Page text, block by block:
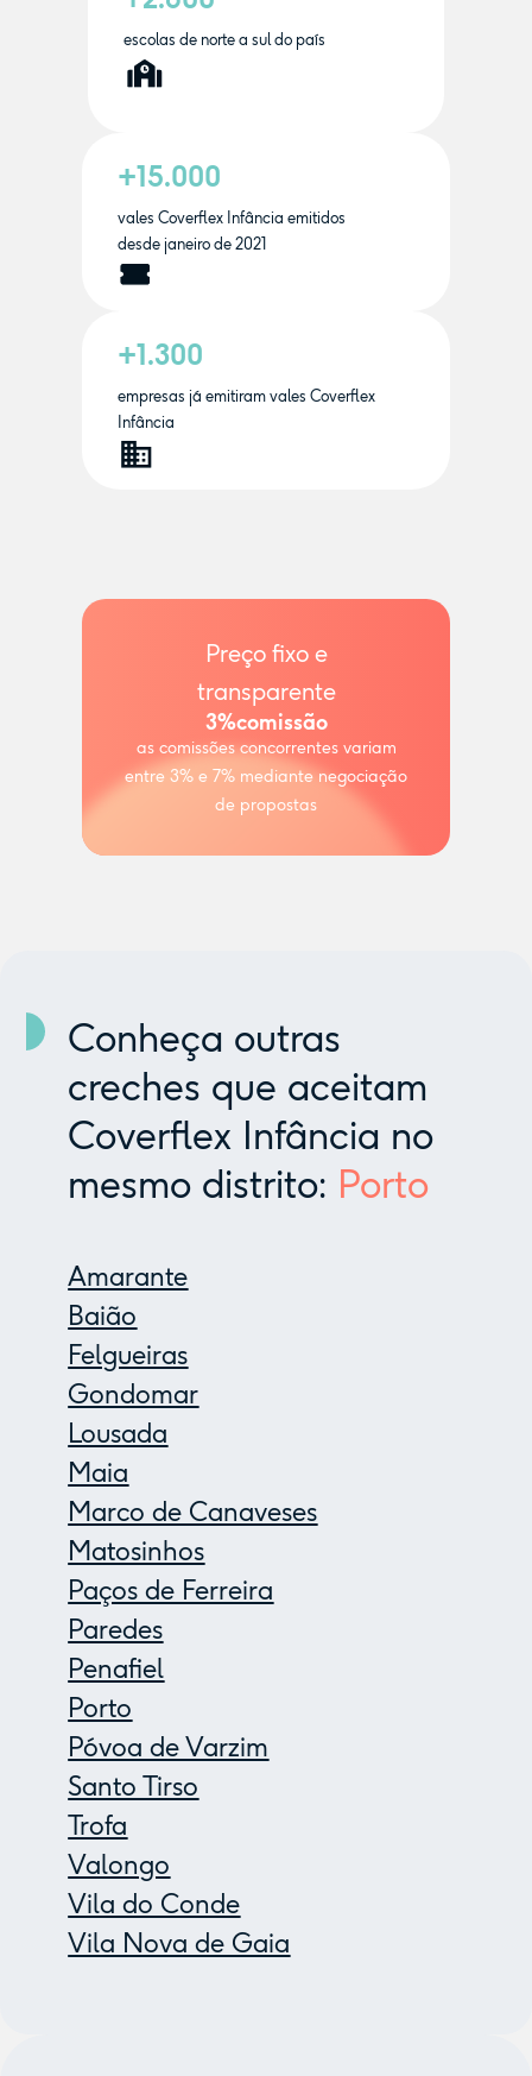
escolas de norte a sul do país
+15.000
vales Coverflex Infância emitidos
desde janeiro de 2021
+1.300
empresas já emitiram vales Coverflex
Infância
Preço fixo e
transparente
3%comissão
as comissões concorrentes variam
entre 3% e 7% mediante negociação
de propostas
Conheça outras
creches que aceitam
Coverflex Infância no
mesmo distrito: Porto
Amarante
Baião
Felgueiras
Gondomar
Lousada
Maia
Marco de Canaveses
Matosinhos
Paços de Ferreira
Paredes
Penafiel
Porto
Póvoa de Varzim
Santo Tirso
Trofa
Valongo
Vila do Conde
Vila Nova de Gaia